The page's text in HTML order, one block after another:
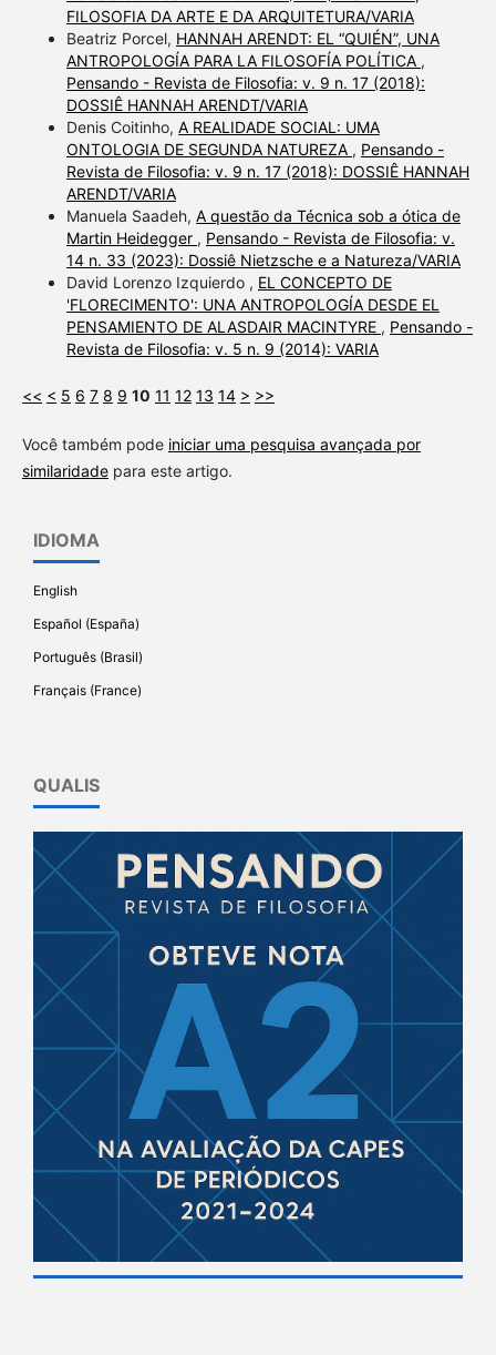
FILOSOFIA DA ARTE E DA ARQUITETURA/VARIA
Beatriz Porcel, HANNAH ARENDT: EL “QUIÉN”, UNA
ANTROPOLOGÍA PARA LA FILOSOFÍA POLÍTICA ,
Pensando - Revista de Filosofia: v. 9 n. 17 (2018):
DOSSIÊ HANNAH ARENDT/VARIA
Denis Coitinho, A REALIDADE SOCIAL: UMA
ONTOLOGIA DE SEGUNDA NATUREZA , Pensando -
Revista de Filosofia: v. 9 n. 17 (2018): DOSSIÊ HANNAH
ARENDT/VARIA
Manuela Saadeh, A questão da Técnica sob a ótica de
Martin Heidegger , Pensando - Revista de Filosofia: v.
14 n. 33 (2023): Dossiê Nietzsche e a Natureza/VARIA
David Lorenzo Izquierdo , EL CONCEPTO DE
'FLORECIMENTO': UNA ANTROPOLOGÍA DESDE EL
PENSAMIENTO DE ALASDAIR MACINTYRE , Pensando -
Revista de Filosofia: v. 5 n. 9 (2014): VARIA
<< < 5 6 7 8 9 10 11 12 13 14 > >>
Você também pode iniciar uma pesquisa avançada por
similaridadepara este artigo.
IDIOMA
English
Español (España)
Português (Brasil)
Français (France)
QUALIS